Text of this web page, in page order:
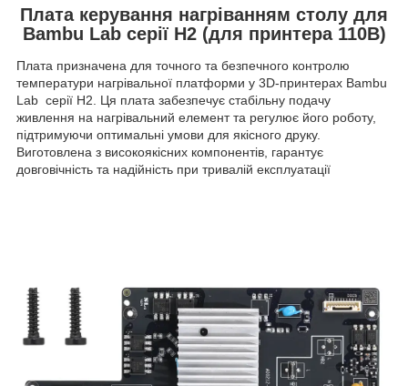
Плата керування нагріванням столу для
Bambu Lab серії H2 (для принтера 110В)
Плата призначена для точного та безпечного контролю
температури нагрівальної платформи у 3D-принтерах Bambu
Lab серії H2. Ця плата забезпечує стабільну подачу
живлення на нагрівальний елемент та регулює його роботу,
підтримуючи оптимальні умови для якісного друку.
Виготовлена ​​з високоякісних компонентів, гарантує
довговічність та надійність при тривалій експлуатації